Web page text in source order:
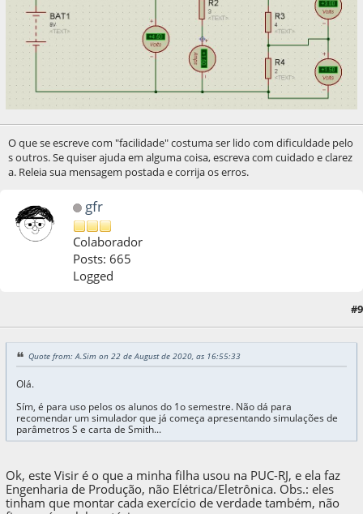
O que se escreve com "facilidade" costuma ser lido com dificuldade pelo
s outros. Se quiser ajuda em alguma coisa, escreva com cuidado e clarez
a. Releia sua mensagem postada e corrija os erros.
gfr
Colaborador
Posts: 665
Logged
#9
Quote from: A.Sim on 22 de August de 2020, as 16:55:33
Olá.
Sím, é para uso pelos os alunos do 1o semestre. Não dá para
recomendar um simulador que já começa apresentando simulações de
parâmetros S e carta de Smith...
Ok, este Visir é o que a minha filha usou na PUC-RJ, e ela faz
Engenharia de Produção, não Elétrica/Eletrônica. Obs.: eles
tinham que montar cada exercício de verdade também, não